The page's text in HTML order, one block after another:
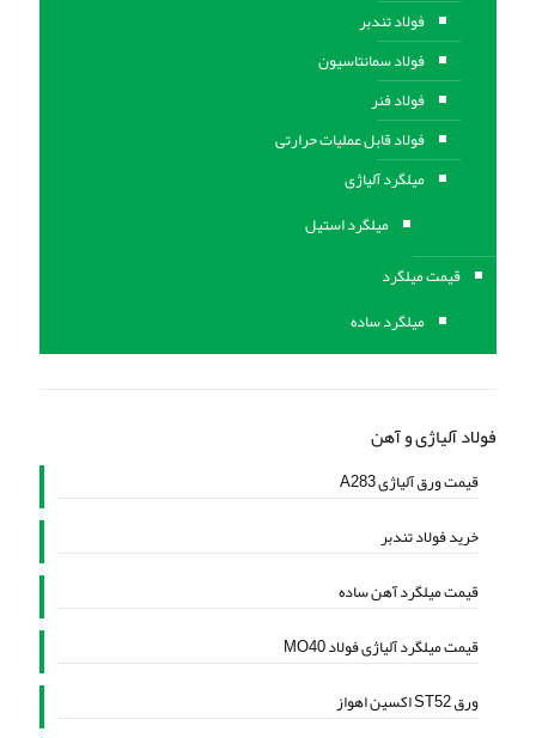
فولاد تندبر
فولاد سمانتاسیون
فولاد فنر
فولاد قابل عملیات حرارتی
ميلگرد آلیاژی
میلگرد استیل
قیمت میلگرد
میلگرد ساده
فولاد آلیاژی و آهن
قیمت ورق آلیاژی A283
خرید فولاد تندبر
قیمت میلگرد آهن ساده
قیمت میلگرد آلیاژی فولاد MO40
ورق ST52 اکسین اهواز